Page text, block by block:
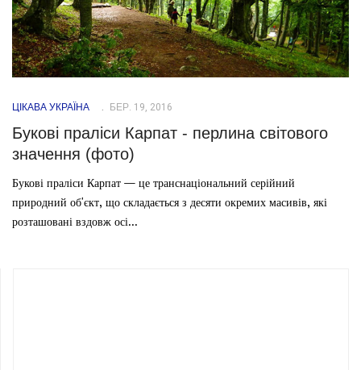
ЦІКАВА УКРАЇНА БЕР. 19, 2016
Букові праліси Карпат - перлина світового
значення (фото)
Букові праліси Карпат — це транснаціональний серійний
природний об'єкт, що складається з десяти окремих масивів, які
розташовані вздовж осі...